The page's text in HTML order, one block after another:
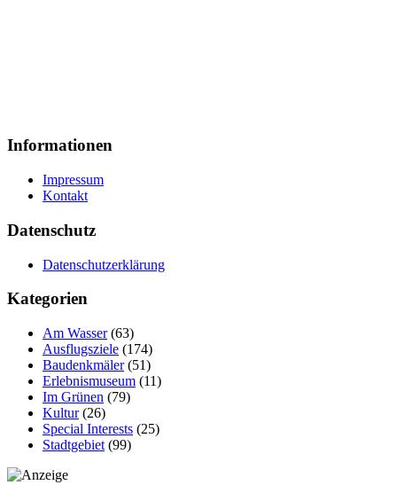
Informationen
Impressum
Kontakt
Datenschutz
Datenschutzerklärung
Kategorien
Am Wasser(63)
Ausflugsziele (174)
Baudenkmäler(51)
Erlebnismuseum (11)
Im Grünen (79)
Kultur(26)
Special Interests (25)
Stadtgebiet (99)